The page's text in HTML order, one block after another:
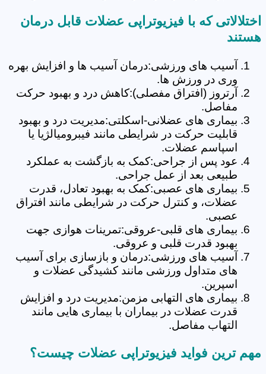
اختلالاتی که با فیزیوتراپی عضلات قابل درمان
هستند
آسیب های ورزشی:درمان آسیب ها و افزایش بهره
وری در ورزش ها.
آرتروز (افتراق مفصلی):کاهش درد و بهبود حرکت
مفاصل.
بیماری های عضلانی-اسکلتی:مدیریت درد و بهبود
قابلیت حرکت در شرایطی مانند فیبرومیالژیا یا
اسپاسم عضلات.
عود پس از جراحی:کمک به بازگشت به عملکرد
طبیعی بعد از عمل جراحی.
بیماری های عصبی:کمک به بهبود تعادل، قدرت
عضلات، و کنترل حرکت در شرایطی مانند افتراق
عصبی.
بیماری های قلبی-عروقی:تمرینات هوازی جهت
بهبود قدرت قلبی و عروقی.
آسیب های ورزشی:درمان و بازسازی برای آسیب
های متداول ورزشی مانند کشیدگی عضلات و
اسپرین.
بیماری های التهابی مزمن:مدیریت درد و افزایش
قدرت عضلات در بیماران با بیماری هایی مانند
التهاب مفاصل.
مهم ترین فواید فیزیوتراپی عضلات چیست؟